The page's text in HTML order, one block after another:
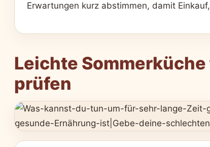
Erwartungen kurz abstimmen, damit
Leichte
prüfen